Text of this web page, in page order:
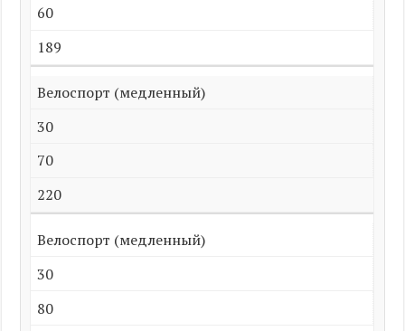
60
189
Велоспорт (медленный)
30
70
220
Велоспорт (медленный)
30
80